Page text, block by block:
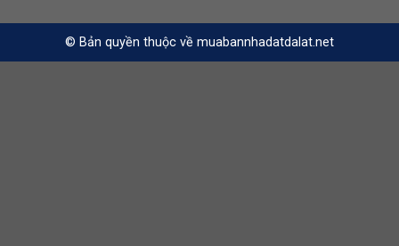
© Bản quyền thuộc về muabannhadatdalat.net